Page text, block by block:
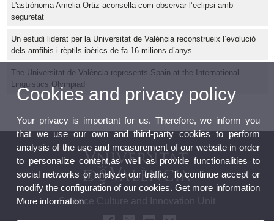
L'astrònoma Amelia Ortiz aconsella com observar l’eclipsi amb
seguretat
Un estudi liderat per la Universitat de València reconstrueix l’evolució
dels amfibis i rèptils ibèrics de fa 16 milions d’anys
The Universitat de València represents Spain at the International
Linguistics Olympiad
Science Culture and Innovation Unit
Cookies and privacy policy
Your privacy is important for us. Therefore, we inform you
that we use our own and third-party cookies to perform
analysis of the use and measurement of our website in order
to personalize content,as well as provide functionalities to
social networks or analyze our traffic. To continue accept or
modify the configuration of our cookies. Get more information
More information